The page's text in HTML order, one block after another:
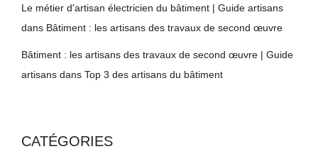
Le métier d'artisan électricien du bâtiment | Guide artisans
dans Bâtiment : les artisans des travaux de second œuvre
Bâtiment : les artisans des travaux de second œuvre | Guide
artisans dans Top 3 des artisans du bâtiment
CATÉGORIES